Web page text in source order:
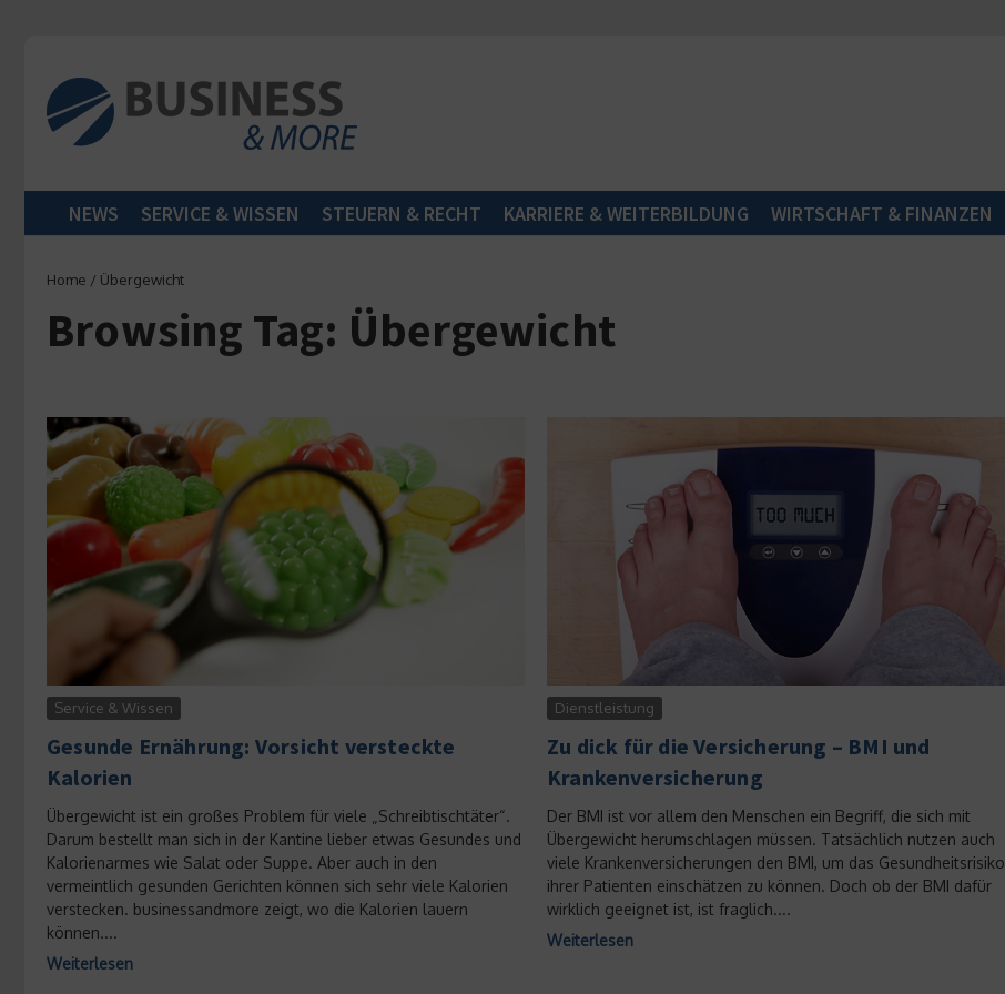
NEWS SERVICE & WISSEN STEUERN & RECHT KARRIERE & WEITERBILDUNG WIRTSCHAFT & FINANZEN
Home / Übergewicht
Browsing Tag: Übergewicht
Service & Wissen
Gesunde Ernährung: Vorsicht versteckte
Kalorien
Übergewicht ist ein großes Problem für viele „Schreibtischtäter“.
Darum bestellt man sich in der Kantine lieber etwas Gesundes und
Kalorienarmes wie Salat oder Suppe. Aber auch in den
vermeintlich gesunden Gerichten können sich sehr viele Kalorien
verstecken. businessandmore zeigt, wo die Kalorien lauern
können....
Weiterlesen
Dienstleistung
Zu dick für die Versicherung – BMI und
Krankenversicherung
Der BMI ist vor allem den Menschen ein Begriff, die sich mit
Übergewicht herumschlagen müssen. Tatsächlich nutzen auch
viele Krankenversicherungen den BMI, um das Gesundheitsrisiko
ihrer Patienten einschätzen zu können. Doch ob der BMI dafür
wirklich geeignet ist, ist fraglich....
Weiterlesen